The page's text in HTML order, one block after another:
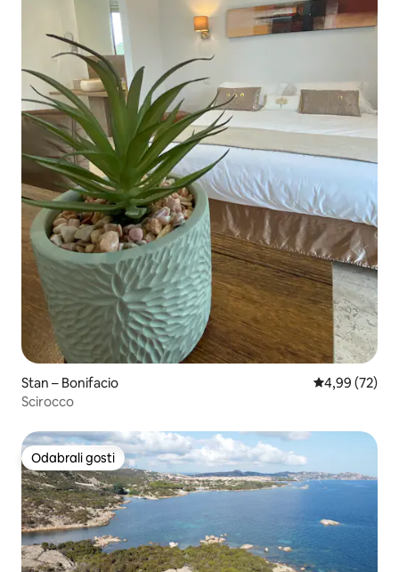
Stan – Bonifacio Prosječna
4,99 (72)
Scirocco
Odabrali gosti
Odabrali gosti